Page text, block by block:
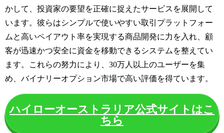
かして、投資家の要望を正確に捉えたサービスを展開して
います。彼らはシンプルで使いやすい取引プラットフォー
ムと高いペイアウト率を実現する商品開発に力を入れ、顧
客が迅速かつ安全に資金を移動できるシステムを整えてい
ます。これらの努力により、30万人以上のユーザーを集
め、バイナリーオプション市場で高い評価を得ています。
ハイローオーストラリア公式サイトはこ
ちら